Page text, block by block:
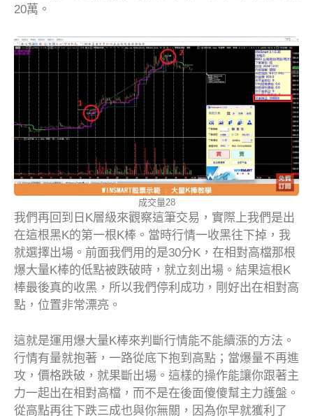
20萬。
成交量28
我們再回到日K層級來觀察這筆交易，實際上我們是出
在這根黑K的第一根K棒。當時行情一收黑往下掉，我
就選擇出場。前面我們用的是30分K，在相對高檔那根
爆大量K棒的低點被跌破時，就立刻出場。結果這根K
棒最後真的收黑，所以我們停利成功，剛好出在相對高
點，位置非常漂亮。
這就是運用爆大量K棒來判斷行情能不能續漲的方法。
行情有量就抱著，一路從底下抱到高點；當爆量不再進
攻，價格跌破，就果斷出場。這樣的操作能讓你跟著主
力一起出在相對高檔，而不是在後面傻傻幫主力護盤。
從高點再往下跌三成也與你無關，因為你早就獲利了